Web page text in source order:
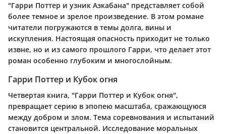
"Гарри Поттер и узник Азкабана" представляет собой
более темное и зрелое произведение. В этом романе
читатели погружаются в темы долга, вины и
искупления. Настоящая опасность приходит не только
извне, но и из самого прошлого Гарри, что делает этот
роман особенно глубоким и многослойным.
Гарри Поттер и Кубок огня
Четвертая книга, "Гарри Поттер и Кубок огня",
превращает серию в эпопею масштаба, сражающуюся
между добром и злом. Тема соревнования и испытаний
становится центральной. Исследование моральных